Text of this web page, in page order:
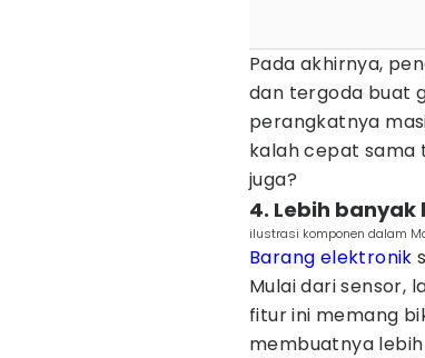
Pada akhirnya,
dan tergoda buat
perangkatnya
kalah cepat sama
juga?
4. Lebih
ilustrasi komponen dalam
Barang elektronik
Mulai dari sensor,
fitur ini memang
membuatnya